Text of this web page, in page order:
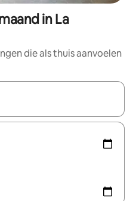
in La
die als thuis aanvoelen
zijn, maak je een keuze